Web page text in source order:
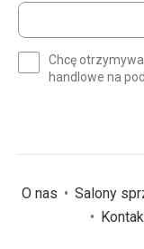
Wprowadź
swój
(wymagane)
Chcę
handlowe na
O nas Salony